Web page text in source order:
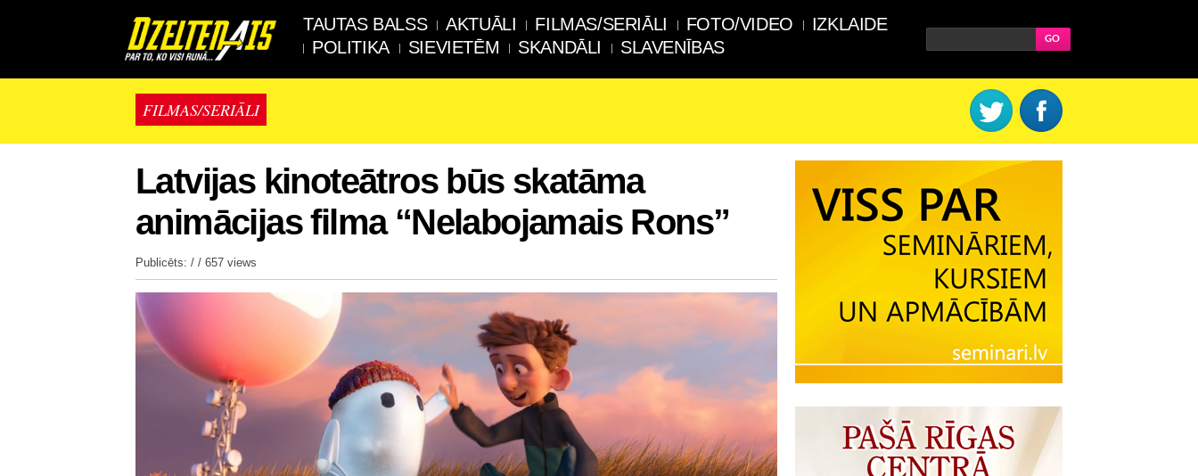
TAUTAS BALSS AKTUĀLI FILMAS/SERIĀLI FOTO/VIDEO
IZKLAIDE
POLITIKA
SIEVIETĒM SKANDĀLI SLAVENĪBAS
FILMAS/SERIĀLI
Latvijas kinoteātros būs skatāma
animācijas filma “Nelabojamais Rons”
Publicēts: / / 657 views